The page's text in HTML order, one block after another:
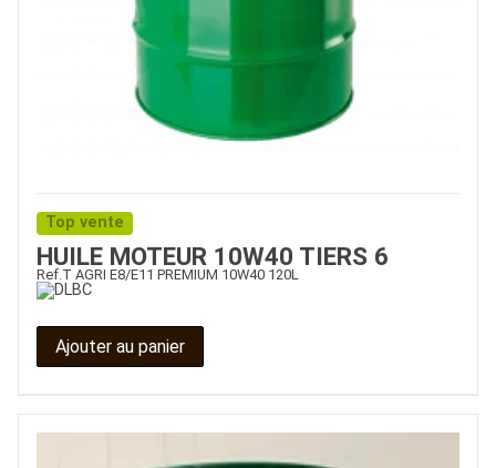
Top vente
HUILE MOTEUR 10W40 TIERS 6
Ref. T AGRI E8/E11 PREMIUM 10W40 120L
Ajouter au panier